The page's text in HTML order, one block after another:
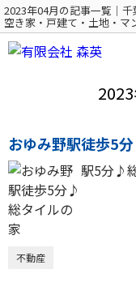
2023年04月の記事一覧｜
空き家・戸建て・土地・マ
おゆみ野駅徒歩5
駅5分♪
不動産